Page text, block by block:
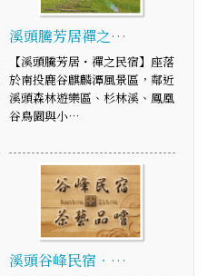
溪頭騰芳居禪之…
【溪頭騰芳居・禪之民宿】座落
於南投鹿谷麒麟潭風景區，鄰近
溪頭森林遊樂區、杉林溪、鳳凰
谷鳥園與小…
溪頭谷峰民宿‧…